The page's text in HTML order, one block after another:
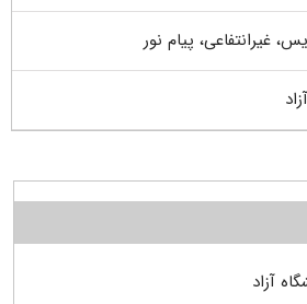
غیرانتفاعی، پیام نور
آزاد